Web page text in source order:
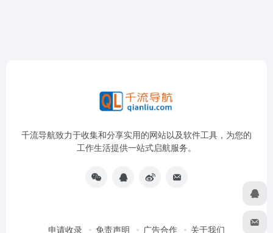
千流导航致力于收集和分享实用的网站以及软件工具，为您的
工作生活提供一站式启航服务。
申请收录 免责声明 广告合作 关于我们